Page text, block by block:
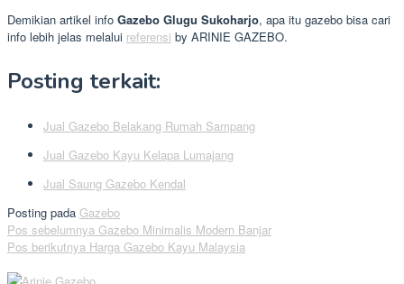
Demikian artikel info Gazebo Glugu Sukoharjo, apa itu gazebo bisa cari
info lebih jelas melalui referensi by ARINIE GAZEBO.
Posting terkait:
Jual Gazebo Belakang Rumah Sampang
Jual Gazebo Kayu Kelapa Lumajang
Jual Saung Gazebo Kendal
Posting pada Gazebo
Navigasi
pos
Pos sebelumnya Gazebo Minimalis Modern Banjar
Pos berikutnya Harga Gazebo Kayu Malaysia